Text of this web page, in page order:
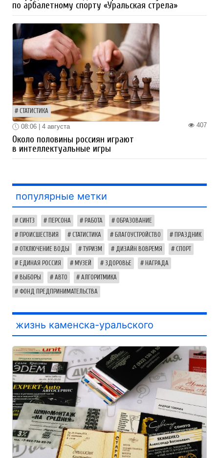
по арбалетному спорту «Уральская стрела»
СТАТИСТИКА
407
08:06 | 4 августа
Около половины россиян играют
в интеллектуальные игры
популярные метки
СИНТЗ ПЕРСОНА РАБОТА ОБРАЗОВАНИЕ
ПРОИСШЕСТВИЯ СТАТИСТИКА БЛАГОУСТРОЙСТВО ПРАЗДНИК
ОТКЛЮЧЕНИЕ ВОДЫ ТУРИЗМ ДИЗАЙН ВОВРЕМЯ СПОРТ
ЕДИНАЯ РОССИЯ МУЗЕЙ ЗДОРОВЬЕ НАГРАДА
ВЫБОРЫ АВТО АЛГОРИТМИКА
ФОНД ПРЕДПРИНИМАТЕЛЬСТВА
жизнь каменска-уральского